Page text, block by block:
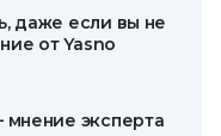
даже если вы не
от Yasno
мнение эксперта